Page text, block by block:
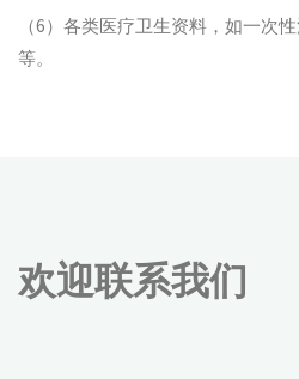
（6）各类医疗卫生资料，如一次
等。
欢迎联系我们